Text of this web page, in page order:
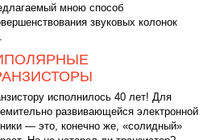
мною способ
звуковых колонок
исполнилось 40 лет! Для
развивающейся электронной
— это, конечно же, «солидный»